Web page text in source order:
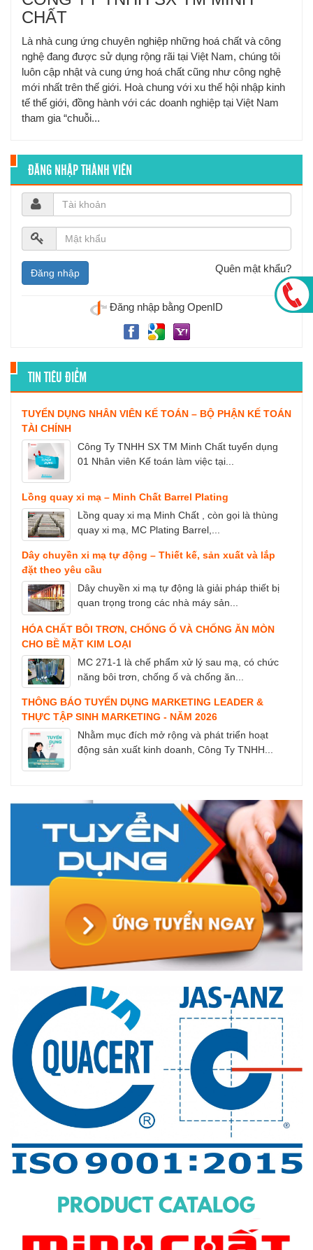
CHẤT
Là nhà cung ứng chuyên nghiệp những hoá chất và công
nghệ đang được sử dụng rộng rãi tại Việt Nam, chúng tôi
luôn cập nhật và cung ứng hoá chất cũng như công nghệ
mới nhất trên thế giới. Hoà chung với xu thế hội nhập kinh
tế thế giới, đồng hành với các doanh nghiệp tại Việt Nam
tham gia “chuỗi...
ĐĂNG NHẬP THÀNH VIÊN
Quên mật khẩu?
Đăng nhập bằng OpenID
TIN TIÊU ĐIỂM
TUYỂN DỤNG NHÂN VIÊN KẾ TOÁN – BỘ PHẬN KẾ TOÁN
TÀI CHÍNH
Công Ty TNHH SX TM Minh Chất tuyển dụng
01 Nhân viên Kế toán làm việc tại...
Lồng quay xi mạ – Minh Chất Barrel Plating
Lồng quay xi mạ Minh Chất , còn gọi là thùng
quay xi mạ, MC Plating Barrel,...
Dây chuyền xi mạ tự động – Thiết kế, sản xuất và lắp
đặt theo yêu cầu
Dây chuyền xi mạ tự động là giải pháp thiết bị
quan trọng trong các nhà máy sản...
HÓA CHẤT BÔI TRƠN, CHỐNG Ố VÀ CHỐNG ĂN MÒN
CHO BỀ MẶT KIM LOẠI
MC 271-1 là chế phẩm xử lý sau mạ, có chức
năng bôi trơn, chống ố và chống ăn...
THÔNG BÁO TUYỂN DỤNG MARKETING LEADER &
THỰC TẬP SINH MARKETING - NĂM 2026
Nhằm mục đích mở rộng và phát triển hoạt
động sản xuất kinh doanh, Công Ty TNHH...